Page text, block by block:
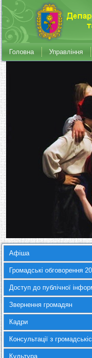
Головна Управління
Афіша
Громадські обговорення
Доступ до публічної
Звернення громадян
Кадри
Консультації з
Культура